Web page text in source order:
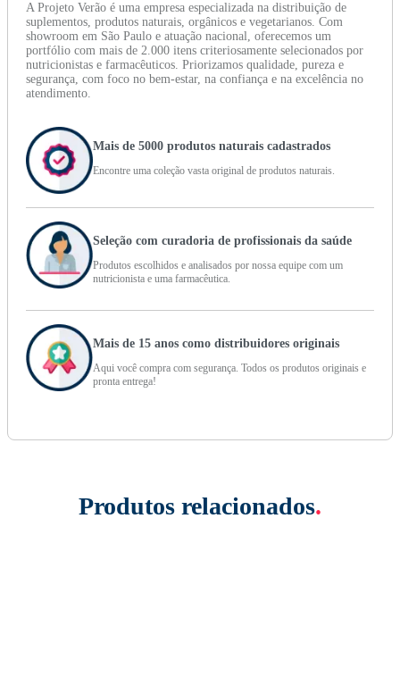
A Projeto Verão é uma empresa especializada na distribuição de
suplementos, produtos naturais, orgânicos e vegetarianos. Com
showroom em São Paulo e atuação nacional, oferecemos um
portfólio com mais de 2.000 itens criteriosamente selecionados por
nutricionistas e farmacêuticos. Priorizamos qualidade, pureza e
segurança, com foco no bem-estar, na confiança e na excelência no
atendimento.
Mais de 5000 produtos naturais cadastrados
Encontre uma coleção vasta original de produtos naturais.
Seleção com curadoria de profissionais da saúde
Produtos escolhidos e analisados por nossa equipe com um
nutricionista e uma farmacêutica.
Mais de 15 anos como distribuidores originais
Aqui você compra com segurança. Todos os produtos originais e
pronta entrega!
Produtos relacionados.